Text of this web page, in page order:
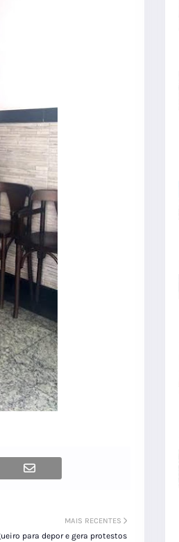
MAIS RECENTES
para depor e gera protestos